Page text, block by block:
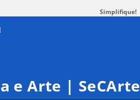
Simplifique!
e Arte | SeCArte